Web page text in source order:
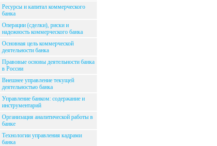
Ресурсы и капитал коммерческого
банка
Операции (сделки), риски и
надежность коммерческого банка
Основная цель коммерческой
деятельности банка
Правовые основы деятельности банка
в России
Внешнее управление текущей
деятельностью банка
Управление банком: содержание и
инструментарий
Организация аналитической работы в
банке
Технологии управления кадрами
банка